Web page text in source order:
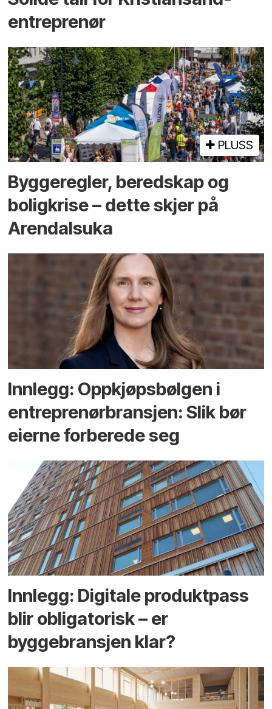
entreprenør
PLUSS
Bygge­regler, beredskap og
bolig­krise – dette skjer på
Arendals­uka
Innlegg: Oppkjøps­bølgen i
entreprenør­bransjen: Slik bør
eierne forberede seg
Innlegg: Digitale produktpass
blir obligatorisk – er
byggebransjen klar?